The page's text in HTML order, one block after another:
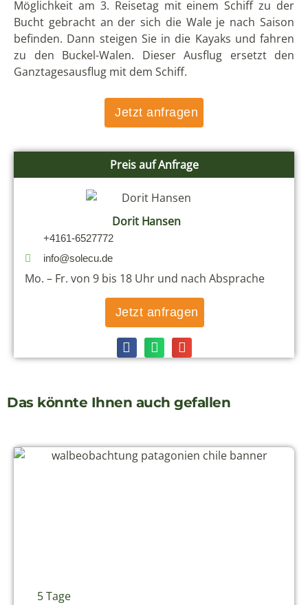
Möglichkeit am 3. Reisetag mit einem Schiff zu der
Bucht gebracht an der sich die Wale je nach Saison
befinden. Dann steigen Sie in die Kayaks und fahren
zu den Buckel-Walen. Dieser Ausflug ersetzt den
Ganztagesausflug mit dem Schiff.
Jetzt anfragen
Preis auf Anfrage
Dorit Hansen
+4161-6527772
info@solecu.de
Mo. – Fr. von 9 bis 18 Uhr und nach Absprache
Jetzt anfragen
Das könnte Ihnen auch gefallen
5 Tage